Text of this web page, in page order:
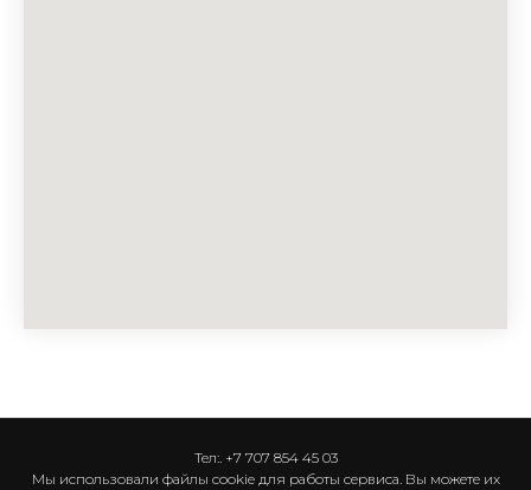
Тел:. +7 707 854 45 03
Мы использовали файлы cookie для работы сервиса. Вы можете их